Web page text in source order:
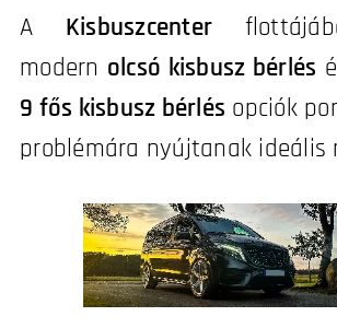
A Kisbuszcenter
modern olcsó kisbusz bérlés
9 fős kisbusz bérlés opciók
problémára nyújtanak ideális